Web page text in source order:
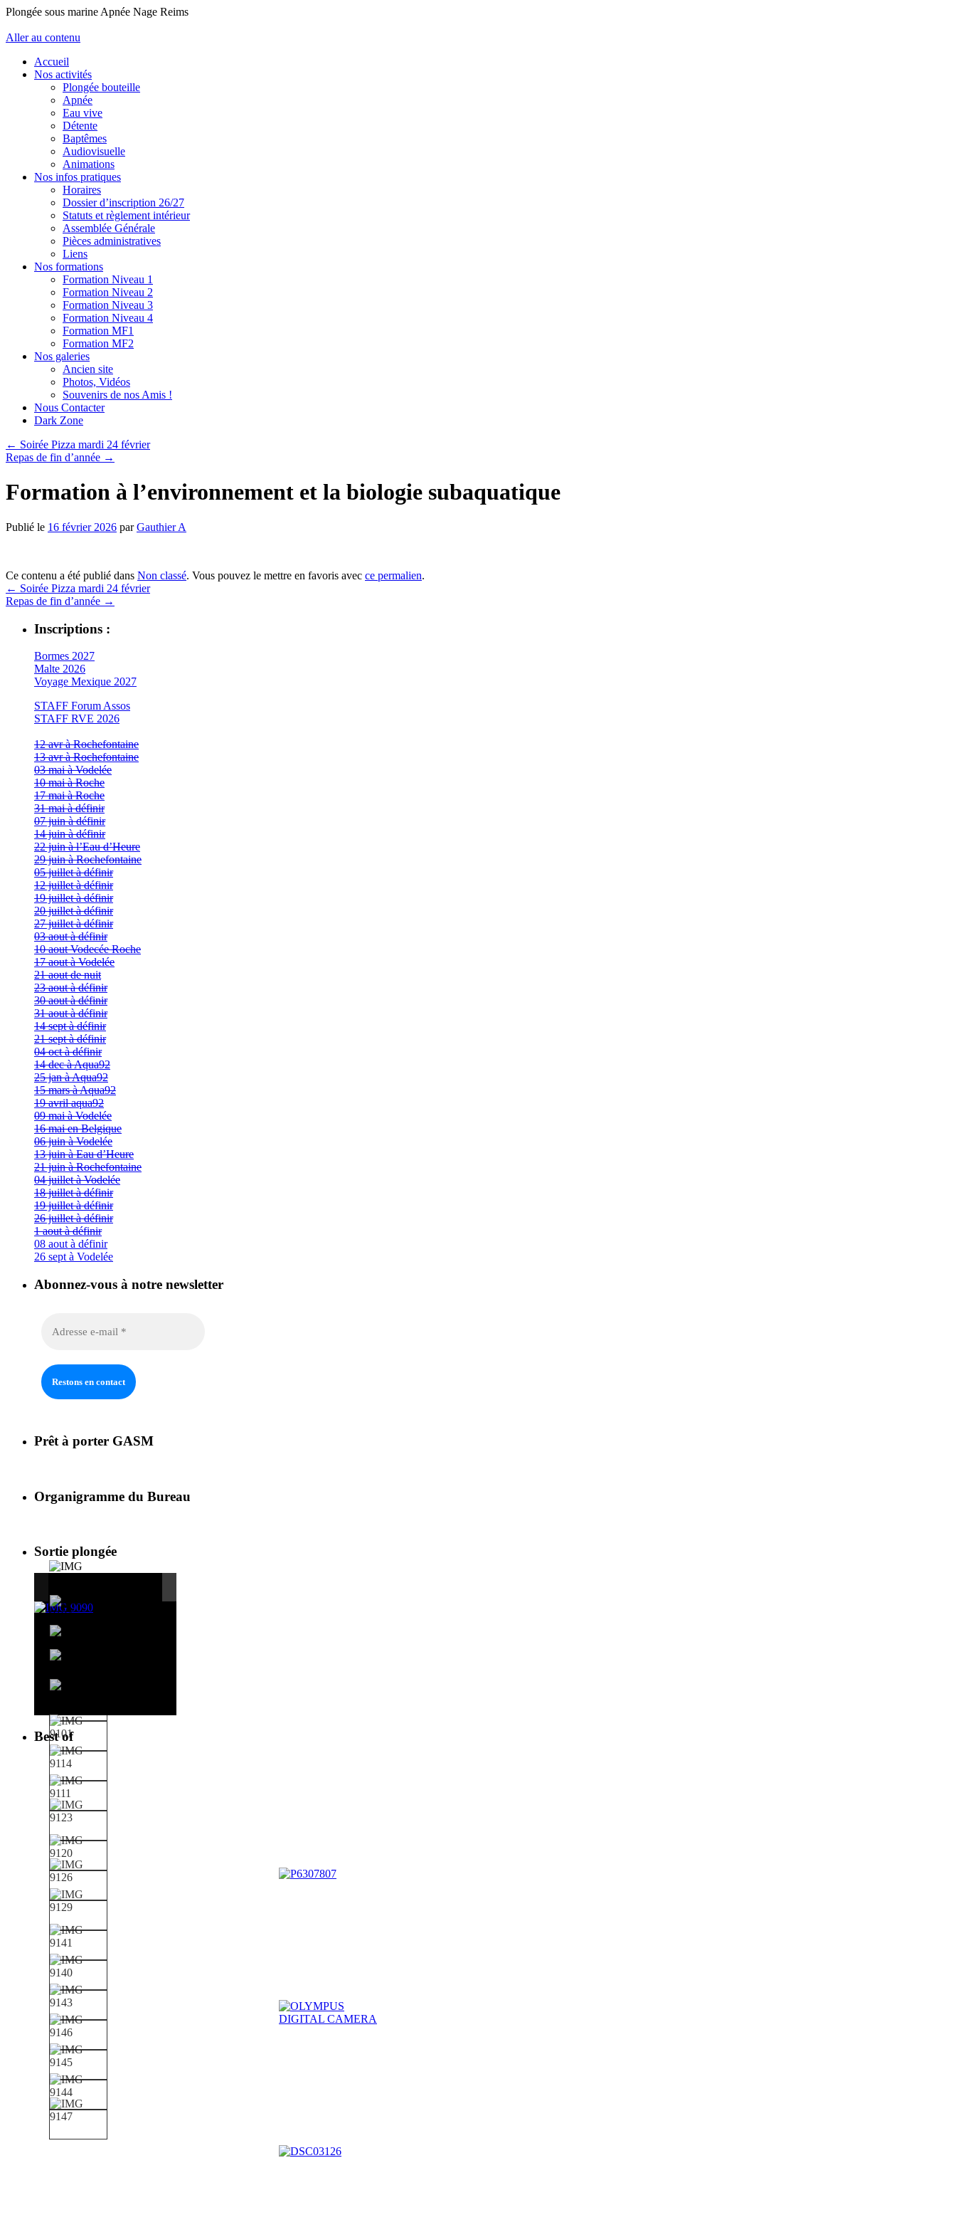
Plongée sous marine Apnée Nage Reims
Aller au contenu
Accueil
Nos activités
Plongée bouteille
Apnée
Eau vive
Détente
Baptêmes
Audiovisuelle
Animations
Nos infos pratiques
Horaires
Dossier d’inscription 26/27
Statuts et règlement intérieur
Assemblée Générale
Pièces administratives
Liens
Nos formations
Formation Niveau 1
Formation Niveau 2
Formation Niveau 3
Formation Niveau 4
Formation MF1
Formation MF2
Nos galeries
Ancien site
Photos, Vidéos
Souvenirs de nos Amis !
Nous Contacter
Dark Zone
← Soirée Pizza mardi 24 février
Repas de fin d’année →
Formation à l’environnement et la biologie subaquatique
Publié le 16 février 2026 par Gauthier A
Ce contenu a été publié dans Non classé. Vous pouvez le mettre en favoris avec ce permalien.
← Soirée Pizza mardi 24 février
Repas de fin d’année →
Inscriptions :
Bormes 2027
Malte 2026
Voyage Mexique 2027
STAFF Forum Assos
STAFF RVE 2026
12 avr à Rochefontaine
13 avr à Rochefontaine
03 mai à Vodelée
10 mai à Roche
17 mai à Roche
31 mai à définir
07 juin à définir
14 juin à définir
22 juin à l’Eau d’Heure
29 juin à Rochefontaine
05 juillet à définir
12 juillet à définir
19 juillet à définir
20 juillet à définir
27 juillet à définir
03 aout à définir
10 aout Vodecée Roche
17 aout à Vodelée
21 aout de nuit
23 aout à définir
30 aout à définir
31 aout à définir
14 sept à définir
21 sept à définir
04 oct à définir
14 dec à Aqua92
25 jan à Aqua92
15 mars à Aqua92
19 avril aqua92
09 mai à Vodelée
16 mai en Belgique
06 juin à Vodelée
13 juin à Eau d’Heure
21 juin à Rochefontaine
04 juillet à Vodelée
18 juillet à définir
19 juillet à définir
26 juillet à définir
1 aout à définir
08 aout à définir
26 sept à Vodelée
Abonnez-vous à notre newsletter
Prêt à porter GASM
Organigramme du Bureau
Sortie plongée
Best of